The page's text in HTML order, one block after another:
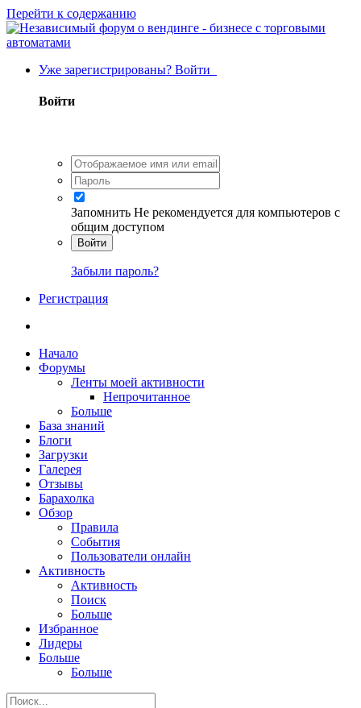
Перейти к содержанию
Уже зарегистрированы? Войти
Войти
Запомнить Не рекомендуется для компьютеров с
общим доступом
Войти
Забыли пароль?
Регистрация
Начало
Форумы
Ленты моей активности
Непрочитанное
Больше
База знаний
Блоги
Загрузки
Галерея
Отзывы
Барахолка
Обзор
Правила
События
Пользователи онлайн
Активность
Активность
Поиск
Больше
Избранное
Лидеры
Больше
Больше